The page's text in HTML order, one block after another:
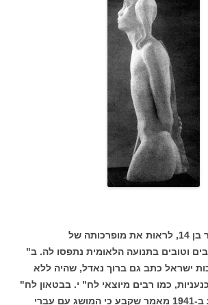
כיצד יכולתי אני, נער בן 14, לראות את מופרכותה של
וטובים בתנועה הלאומית נתפסו לה. ב"
ישראל כתב גם ברוך נאדל, שהיה ללא
כמו רבים מיוצאי לח" י. בבטאון לח"
י " במחתרת" הופיע ב-1941 מאמר שקבע כי המושג עם עברי